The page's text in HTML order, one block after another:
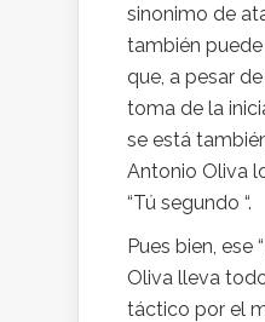
sinonimo de
también
que, a pesar
toma de la
se está
Antonio Oliva
“Tú segundo “.
Pues bien, ese
Oliva lleva
táctico por el